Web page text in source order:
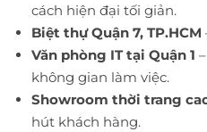
cách hiện đại tối giản.
Biệt thự Quận 7, TP.HCM
Văn phòng IT tại Quận 1
không gian làm việc.
Showroom thời trang
hút khách hàng.